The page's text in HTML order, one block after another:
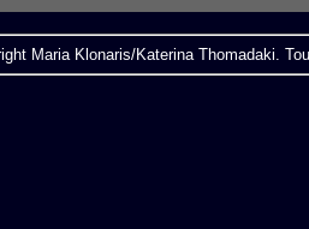
Maria Klonaris/Katerina Thomadaki.